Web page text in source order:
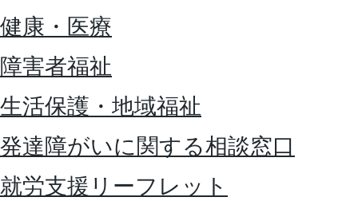
健康・医療
障害者福祉
生活保護・地域福祉
発達障がいに関する相談窓口
就労支援リーフレット